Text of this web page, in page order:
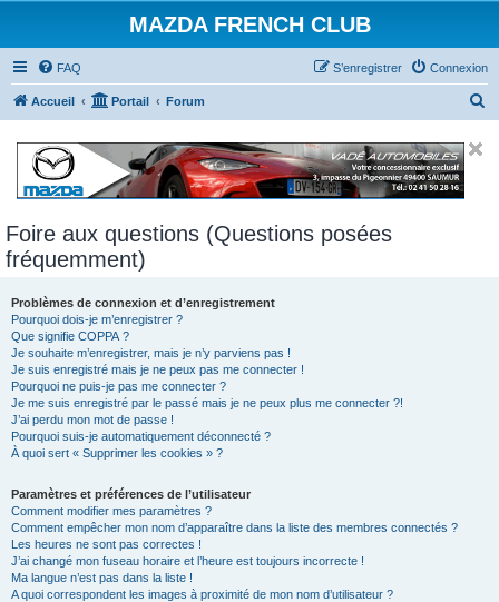
MAZDA FRENCH CLUB
FAQ Connexion
S’enregistrer
Accueil Portail Forum
Foire aux questions (Questions posées
fréquemment)
Problèmes de connexion et d’enregistrement
Pourquoi dois-je m’enregistrer ?
Que signifie COPPA ?
Je souhaite m’enregistrer, mais je n’y parviens pas !
Je suis enregistré mais je ne peux pas me connecter !
Pourquoi ne puis-je pas me connecter ?
Je me suis enregistré par le passé mais je ne peux plus me connecter ?!
J’ai perdu mon mot de passe !
Pourquoi suis-je automatiquement déconnecté ?
À quoi sert « Supprimer les cookies » ?
Paramètres et préférences de l’utilisateur
Comment modifier mes paramètres ?
Comment empêcher mon nom d’apparaître dans la liste des membres connectés ?
Les heures ne sont pas correctes !
J’ai changé mon fuseau horaire et l’heure est toujours incorrecte !
Ma langue n’est pas dans la liste !
A quoi correspondent les images à proximité de mon nom d’utilisateur ?